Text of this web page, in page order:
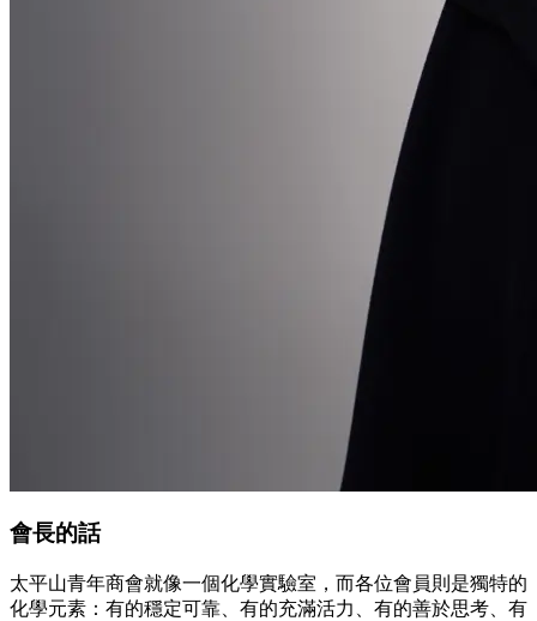
會長的話
太平山青年商會就像一個化學實驗室，而各位會員則是獨特的
化學元素：有的穩定可靠、有的充滿活力、有的善於思考、有